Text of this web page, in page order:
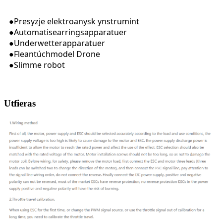
●Presyzje elektroanysk ynstrumint
●Automatisearringsapparatuer
●Underwetterapparatuer
●Fleantúchmodel Drone
●Slimme robot
Utfieras